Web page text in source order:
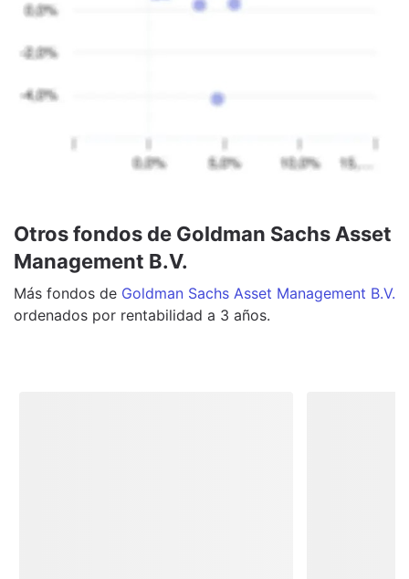
Otros fondos de Goldman Sachs Asset
Management B.V.
Más fondos de Goldman Sachs Asset Management B.V.
ordenados por rentabilidad a 3 años.